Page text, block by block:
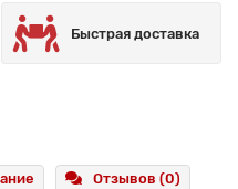
Быстрая доставка
Отзывов (0)